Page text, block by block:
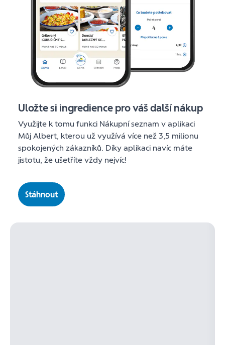
Uložte si ingredience pro váš další nákup
Využijte k tomu funkci Nákupní seznam v aplikaci
Můj Albert, kterou už využívá více než 3,5 milionu
spokojených zákazníků. Díky aplikaci navíc máte
jistotu, že ušetříte vždy nejvíc!
Stáhnout